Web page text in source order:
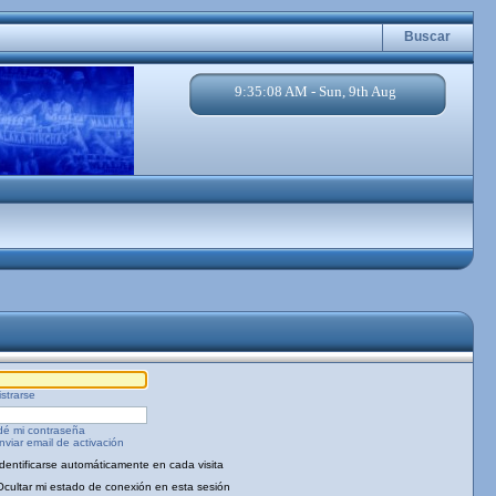
Buscar
9:35:08 AM - Sun, 9th Aug
mi contraseña
email de activación
automáticamente en cada visita
mi estado de conexión en esta sesión